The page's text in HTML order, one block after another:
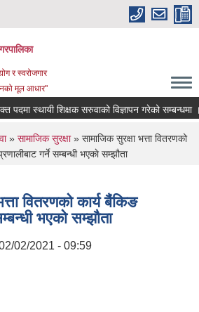
र स्वरोजगार
मूल आधार"
पदमा स्थायी शिक्षक सरुवाको विज्ञापन गरेको सम्बन्धमा ।
» सामाजिक सुरक्षा» सामाजिक सुरक्षा भत्ता वितरणको
गर्ने सम्बन्धी भएकाे सम्झौता
वितरणको कार्य बै‌ंकिङ
भएकाे सम्झौता
02/2021 - 09:59